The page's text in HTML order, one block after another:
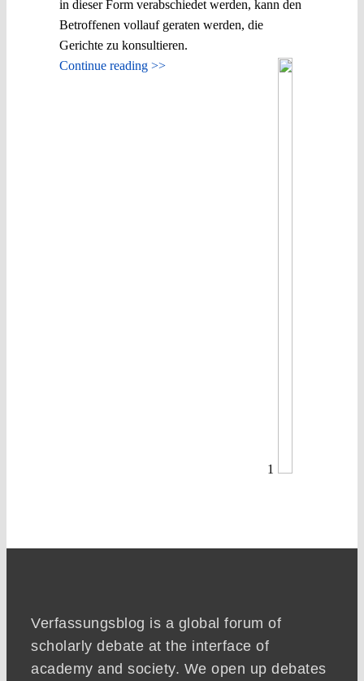
in dieser Form verabschiedet werden, kann den
Betroffenen vollauf geraten werden, die
Gerichte zu konsultieren.
Continue reading >>
1
Verfassungsblog is a global forum of
scholarly debate at the interface of
academy and society. We open up debates